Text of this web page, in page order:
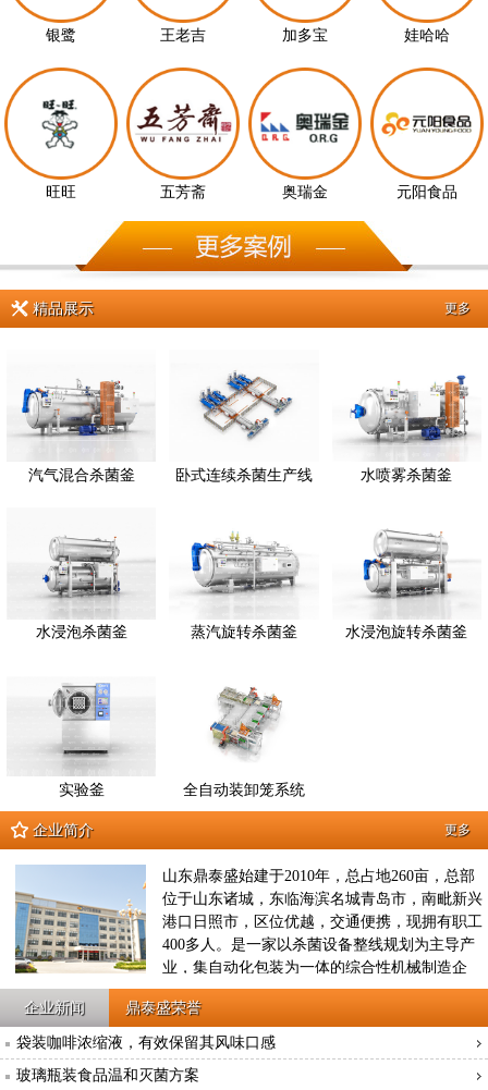
银鹭 王老吉 加多宝 娃哈哈
旺旺 五芳斋 奥瑞金 元阳食品
精品展示 更多
汽气混合杀菌釜 卧式连续杀菌生产线 水喷雾杀菌釜
水浸泡杀菌釜 蒸汽旋转杀菌釜 水浸泡旋转杀菌釜
实验釜 全自动装卸笼系统
企业简介 更多
山东鼎泰盛始建于2010年，总占地260亩，总部
位于山东诸城，东临海滨名城青岛市，南毗新兴
港口日照市，区位优越，交通便携，现拥有职工
400多人。是一家以杀菌设备整线规划为主导产
业，集自动化包装为一体的综合性机械制造企
业，2012年8月征地260亩，投资3亿元建立鼎泰
盛工业园，是集原材料供应、产品研发、工艺设
计、生产制造、成品检验、工程运输、售后服务
于一体的工业装备企业，公司现拥有10项国家发
明专利技术，10项实用新型专利技术；先后被评
企业新闻
鼎泰盛荣誉
袋装咖啡浓缩液，有效保留其风味口感
玻璃瓶装食品温和灭菌方案